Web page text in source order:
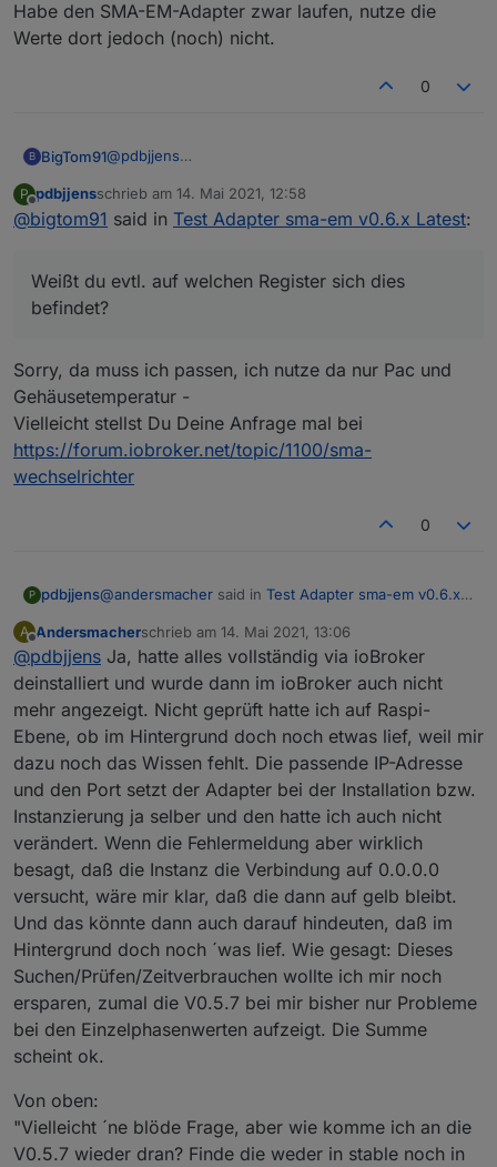
- damit kann man u.U. sogar auf den SMA-EM-
Adapter verzichten.
Habe den SMA-EM-Adapter zwar laufen, nutze die
Werte dort jedoch (noch) nicht.
0
B BigTom91@pdbjjens
Register um den Beginn der dynamischen
Wirkleistungsbegrenzung zu erkennen. Mit 41255
Weißt du evtl. auf welchen Register sich dies
befindet?
Ansonsten nutze ich aktuell auch überwiegend
Modbus. Habe den SMA-EM-Adapter zwar laufen,
P
Offline
pdbjjensschrieb am 14. Mai 2021, 12:58
zuletzt editiert von
@bigtom91 said in Test Adapter sma-em v0.6.x Latest:
Weißt du evtl. auf welchen Register sich dies
befindet?
Sorry, da muss ich passen, ich nutze da nur Pac und
Gehäusetemperatur -
Vielleicht stellst Du Deine Anfrage mal bei
https://forum.iobroker.net/topic/1100/sma-
wechselrichter
0
P pdbjjens@andersmacher said in Test Adapter sma-em v0.6.x
bind EADDRINUSE 0.0.0.0:9522"
Also lohnen würde es sich auf jeden Fall, es nochmal
zu probieren. Ich gehe davon aus, dass Du die v0.5.7
vollständig deinstalliert hast und keine Instanz davon
mehr läuft. Dann die v0.6.3 sauber neu installiert und
auf der Config-Seite die Default IP und Port
(239.12.255.254:9522) nicht verändert hast.
Die obige Fehlermeldung besagt ja, dass der Adapter
versucht sich auf IP 0.0.0.0 Port 9522 zu binden.
Müsste aber auf 239.12.255.254:9522 binden. Bei mir
kommt so eine Meldung, wenn ich versuche eine
zweite Instanz zu kreieren. Beim SMA-EM Adapter
kann/darf nur eine Instanz (sma-em.0) auf einem
System laufen. Schau doch mal, ob noch irgend ein
Prozess läuft, der auf 239.12.255.254:9522
gebunden ist.
A
Offline
Andersmacherschrieb am 14. Mai 2021, 13:06
zuletzt editiert von
@pdbjjens Ja, hatte alles vollständig via ioBroker
deinstalliert und wurde dann im ioBroker auch nicht
mehr angezeigt. Nicht geprüft hatte ich auf Raspi-
Ebene, ob im Hintergrund doch noch etwas lief, weil mir
dazu noch das Wissen fehlt. Die passende IP-Adresse
und den Port setzt der Adapter bei der Installation bzw.
Instanzierung ja selber und den hatte ich auch nicht
verändert. Wenn die Fehlermeldung aber wirklich
besagt, daß die Instanz die Verbindung auf 0.0.0.0
versucht, wäre mir klar, daß die dann auf gelb bleibt.
Und das könnte dann auch darauf hindeuten, daß im
Hintergrund doch noch ´was lief. Wie gesagt: Dieses
Suchen/Prüfen/Zeitverbrauchen wollte ich mir noch
ersparen, zumal die V0.5.7 bei mir bisher nur Probleme
bei den Einzelphasenwerten aufzeigt. Die Summe
scheint ok.
Von oben:
"Vielleicht ´ne blöde Frage, aber wie komme ich an die
V0.5.7 wieder dran? Finde die weder in stable noch in